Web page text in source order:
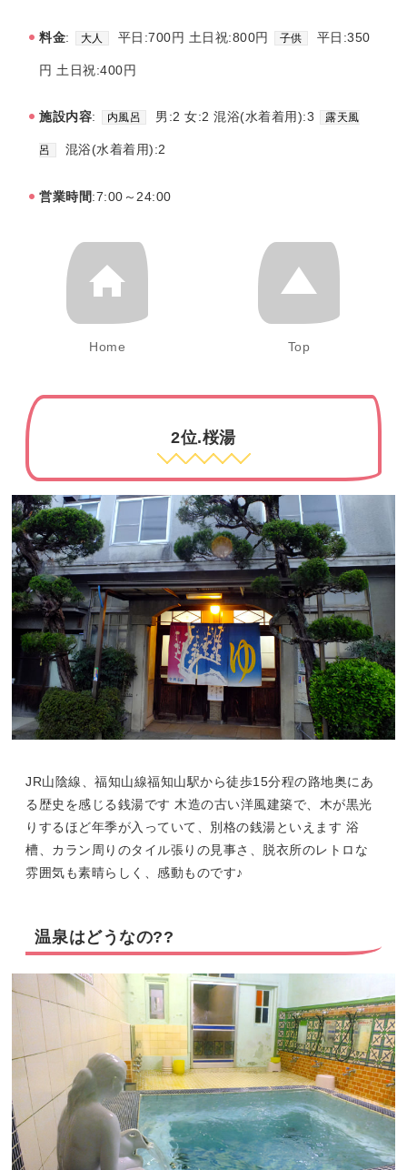
料金: 大人 平日:700円 土日祝:800円 子供 平日:350
円 土日祝:400円
施設内容: 内風呂 男:2 女:2 混浴(水着着用):3 露天風
呂 混浴(水着着用):2
営業時間:7:00～24:00
Home Top
2位.桜湯
JR山陰線、福知山線福知山駅から徒歩15分程の路地奥にあ
る歴史を感じる銭湯です 木造の古い洋風建築で、木が黒光
りするほど年季が入っていて、別格の銭湯といえます 浴
槽、カラン周りのタイル張りの見事さ、脱衣所のレトロな
雰囲気も素晴らしく、感動ものです♪
温泉はどうなの??